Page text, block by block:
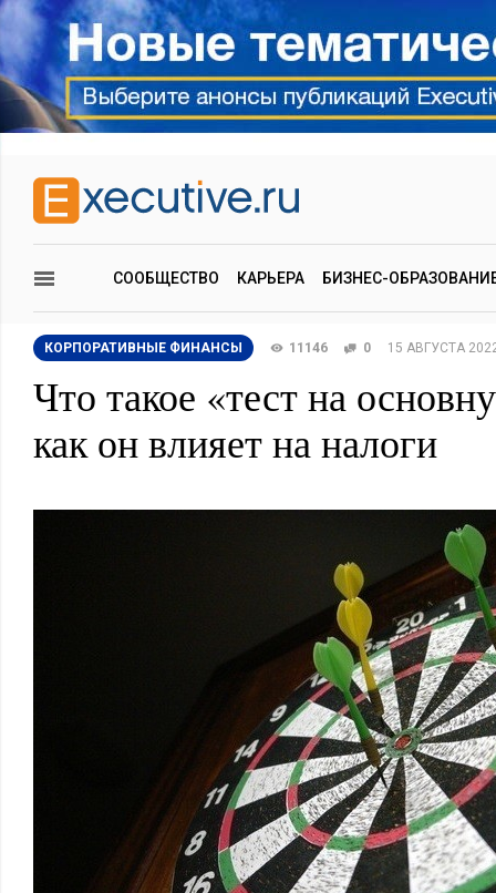
СООБЩЕСТВО КАРЬЕРА БИЗНЕС-
КОРПОРАТИВНЫЕ ФИНАНСЫ 11146 0 15 АВГУСТА
Что такое «тест на
как он влияет на налоги